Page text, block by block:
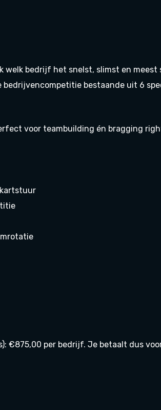
welk bedrijf het snelst, slimst en
bedrijvencompetitie bestaande uit 6
voor teambuilding én bragging
€875,00 per bedrijf. Je betaalt dus